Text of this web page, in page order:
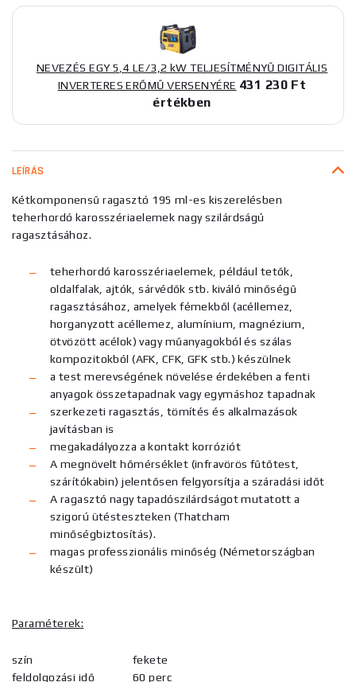
NEVEZÉS EGY 5,4 LE/3,2 kW TELJESÍTMÉNYŰ DIGITÁLIS
INVERTERES ERŐMŰ VERSENYÉRE 431 230 Ft
értékben
LEÍRÁS
Kétkomponensű ragasztó 195 ml-es kiszerelésben
teherhordó karosszériaelemek nagy szilárdságú
ragasztásához.
teherhordó karosszériaelemek, például tetők,
oldalfalak, ajtók, sárvédők stb. kiváló minőségű
ragasztásához, amelyek fémekből (acéllemez,
horganyzott acéllemez, alumínium, magnézium,
ötvözött acélok) vagy műanyagokból és szálas
kompozitokból (AFK, CFK, GFK stb.) készülnek
a test merevségének növelése érdekében a fenti
anyagok összetapadnak vagy egymáshoz tapadnak
szerkezeti ragasztás, tömítés és alkalmazások
javításban is
megakadályozza a kontakt korróziót
A megnövelt hőmérséklet (infravörös fűtőtest,
szárítókabin) jelentősen felgyorsítja a száradási időt
A ragasztó nagy tapadószilárdságot mutatott a
szigorú ütésteszteken (Thatcham
minőségbiztosítás).
magas professzionális minőség (Németországban
készült)
Paraméterek:
szín
feldolgozási idő
fekete
60 perc